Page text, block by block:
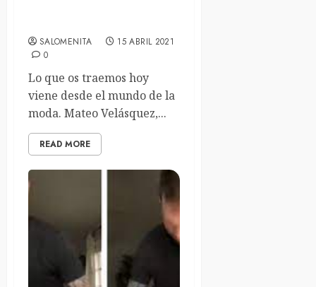
SALOMENITA
15 ABRIL 2021
0
Lo que os traemos hoy
viene desde el mundo de la
moda. Mateo Velásquez,...
READ MORE